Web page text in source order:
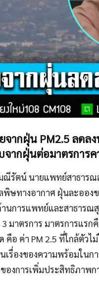
จากฝุ่น PM2.5 ลดล
ากฝุ่นต่อมาตรการ
รัตน์ นายแพทย์สาธารณ
ทางอากาศ ฝุ่นละอองข
านการแพทย์และสาธาร
มาตรการ มาตรการแรก
อ ค่า PM 2.5 ที่ใกล้ตัวไ
รื่องของความพร้อมใน
องการเพิ่มประสิทธิภาพก